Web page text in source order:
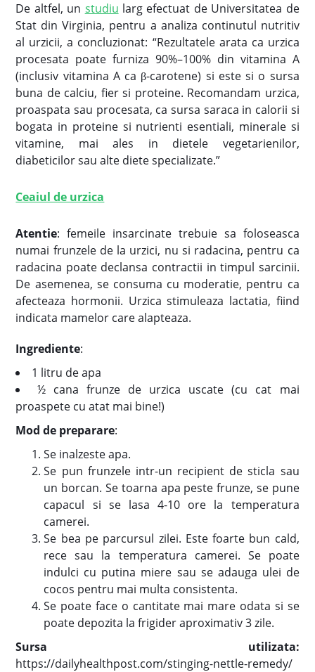
De altfel, un studiu larg efectuat de Universitatea de
Stat din Virginia, pentru a analiza continutul nutritiv
al urzicii, a concluzionat: “Rezultatele arata ca urzica
procesata poate furniza 90%–100% din vitamina A
(inclusiv vitamina A ca β-carotene) si este si o sursa
buna de calciu, fier si proteine. Recomandam urzica,
proaspata sau procesata, ca sursa saraca in calorii si
bogata in proteine si nutrienti esentiali, minerale si
vitamine, mai ales in dietele vegetarienilor,
diabeticilor sau alte diete specializate.”
Ceaiul de urzica
Atentie: femeile insarcinate trebuie sa foloseasca
numai frunzele de la urzici, nu si radacina, pentru ca
radacina poate declansa contractii in timpul sarcinii.
De asemenea, se consuma cu moderatie, pentru ca
afecteaza hormonii. Urzica stimuleaza lactatia, fiind
indicata mamelor care alapteaza.
Ingrediente:
1 litru de apa
½ cana frunze de urzica uscate (cu cat mai
proaspete cu atat mai bine!)
Mod de preparare:
Se inalzeste apa.
Se pun frunzele intr-un recipient de sticla sau
un borcan. Se toarna apa peste frunze, se pune
capacul si se lasa 4-10 ore la temperatura
camerei.
Se bea pe parcursul zilei. Este foarte bun cald,
rece sau la temperatura camerei. Se poate
indulci cu putina miere sau se adauga ulei de
cocos pentru mai multa consistenta.
Se poate face o cantitate mai mare odata si se
poate depozita la frigider aproximativ 3 zile.
Sursa utilizata:
https://dailyhealthpost.com/stinging-nettle-remedy/